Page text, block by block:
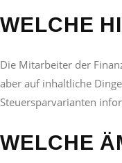
WELCHE
Die Mitarbeiter der
aber auf inhaltliche
Steuersparvarianten
WELCHE